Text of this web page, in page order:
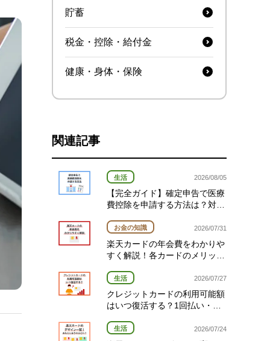
貯蓄
税金・控除・給付金
健康・身体・保険
関連記事
生活 2026/08/05
【完全ガイド】確定申告で医療
費控除を申請する方法は？対象
お金の知識 2026/07/31
楽天カードの年会費をわかりや
すく解説！各カードのメリット
生活 2026/07/27
クレジットカードの利用可能額
はいつ復活する？1回払い・分
ミング完全ガイド
生活 2026/07/24